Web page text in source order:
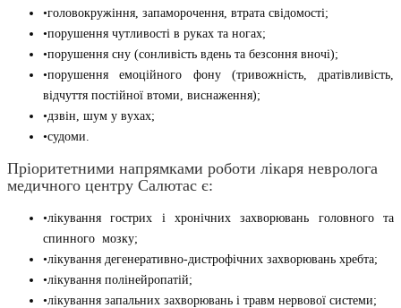
•головокружіння, запаморочення, втрата свідомості;
•порушення чутливості в руках та ногах;
•порушення сну (сонливість вдень та безсоння вночі);
•порушення емоційного фону (тривожність, дратівливість,
відчуття постійної втоми, виснаження);
•дзвін, шум у вухах;
•судоми.
Пріоритетними напрямками роботи лікаря невролога
медичного центру Салютас є:
•лікування гострих і хронічних захворювань головного та
спинного мозку;
•лікування дегенеративно-дистрофічних захворювань хребта;
•лікування полінейропатій;
•лікування запальних захворювань і травм нервової системи;